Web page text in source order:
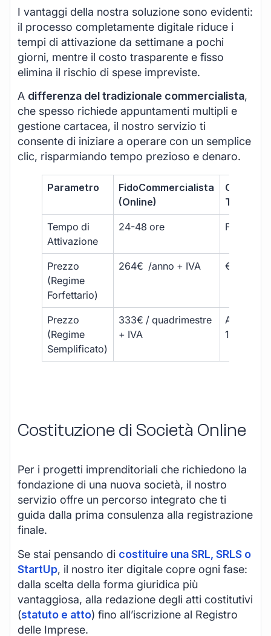
I vantaggi della nostra soluzione sono evidenti:
il processo completamente digitale riduce i
tempi di attivazione da settimane a pochi
giorni, mentre il costo trasparente e fisso
elimina il rischio di spese impreviste.
A differenza del tradizionale commercialista,
che spesso richiede appuntamenti multipli e
gestione cartacea, il nostro servizio ti
consente di iniziare a operare con un semplice
clic, risparmiando tempo prezioso e denaro.
Parametro
FidoCommercialista
(Online)
Tempo di
Attivazione
24-48 ore Fino a 30
Prezzo
(Regime
Forfettario)
264€ /anno + IVA €500 –
Prezzo
(Regime
Semplificato)
333€ / quadrimestre
+ IVA
A partire
1800 € +
Costituzione di Società Online
Per i progetti imprenditoriali che richiedono la
fondazione di una nuova società, il nostro
servizio offre un percorso integrato che ti
guida dalla prima consulenza alla registrazione
finale.
Se stai pensando di costituire una SRL, SRLS o
StartUp, il nostro iter digitale copre ogni fase:
dalla scelta della forma giuridica più
vantaggiosa, alla redazione degli atti costitutivi
(statuto e atto) fino all’iscrizione al Registro
delle Imprese.